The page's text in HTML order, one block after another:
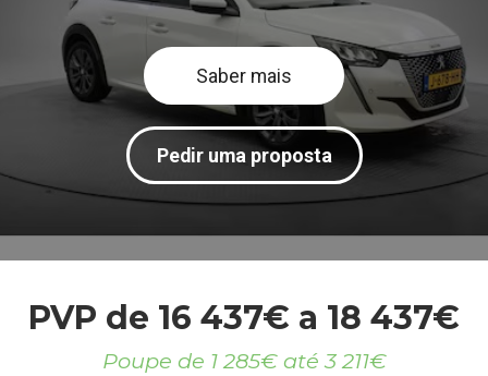
Saber mais
Pedir uma proposta
PVP de 16 437€ a 18 437€
Poupe de 1 285€ até 3 211€